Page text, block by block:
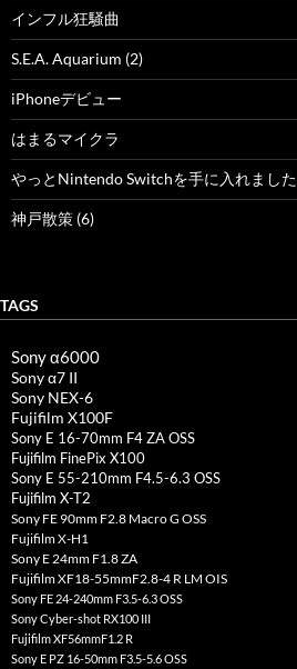
インフル狂騒曲
S.E.A. Aquarium (2)
iPhoneデビュー
はまるマイクラ
やっとNintendo Switchを手に入れました
神戸散策 (6)
TAGS
Sony α6000
Sony α7 II
Sony NEX-6
Fujifilm X100F
Sony E 16-70mm F4 ZA OSS
Fujifilm FinePix X100
Sony E 55-210mm F4.5-6.3 OSS
Fujifilm X-T2
Sony FE 90mm F2.8 Macro G OSS
Fujifilm X-H1
Sony E 24mm F1.8 ZA
Fujifilm XF18-55mmF2.8-4 R LM OIS
Sony FE 24-240mm F3.5-6.3 OSS
Sony Cyber-shot RX100 III
Fujifilm XF56mmF1.2 R
Sony E PZ 16-50mm F3.5-5.6 OSS